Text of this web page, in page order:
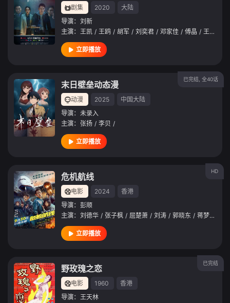
剧集 2020
大陆
导演： 刘新
主演： 王凯 / 王鸥 / 胡军 / 刘奕君 / 邓家佳 / 傅晶 / 王同辉
立即播放
已完结, 全40话
末日壁垒动态漫
动漫 2025
中国大陆
导演： 未录入
主演： 张扬 / 李贝 /
立即播放
HD
危机航线
电影 2024
香港
导演： 彭顺
主演： 刘德华 / 张子枫 / 屈楚萧 / 刘涛 / 郭晓东 / 蒋梦婕
立即播放
已完结
野玫瑰之恋
电影 1960
香港
导演： 王天林